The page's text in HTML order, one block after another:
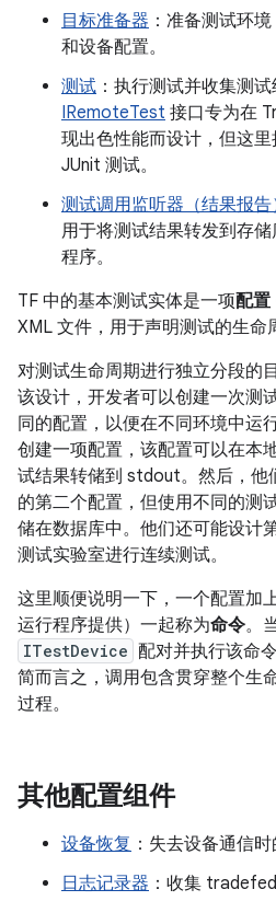
目标准备器 ：准备测试环
和设备配置。
测试 ：执行测试并收集测
IRemoteTest 接口专为在
现出色性能而设计，但这
JUnit 测试。
测试调用监听器（结果报告
用于将测试结果转发到存
程序。
TF 中的基本测试实体是一项配置
XML 文件，用于声明测试的生命
对测试生命周期进行独立分段的
该设计，开发者可以创建一次测
同的配置，以便在不同环境中运
创建一项配置，该配置可以在本
试结果转储到 stdout。然后，他
的第二个配置，但使用不同的测
储在数据库中。他们还可能设计
测试实验室进行连续测试。
这里顺便说明一下，一个配置加
运行程序提供）一起称为命令。
ITestDevice 配对并执行该命
简而言之，调用包含贯穿整个生
过程。
其他配置组件
设备恢复 ：失去设备通信时
日志记录器 ：收集